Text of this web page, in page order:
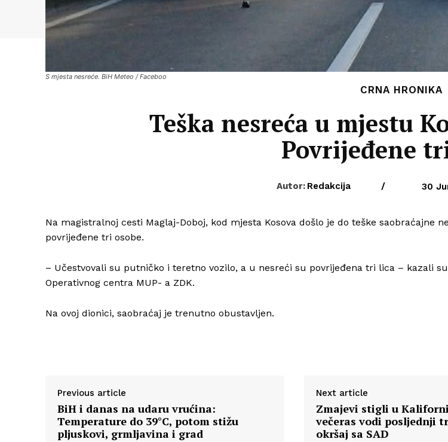
S mjesta nesreće. BiH Meteo / Faceboo
CRNA HRONIKA
Teška nesreća u mjestu
Povrijeđene
Autor: Redakcija / 30
Na magistralnoj cesti Maglaj-Doboj, kod mjesta Kosova došlo je do teške saobraćajne
povrijeđene tri osobe.
– Učestvovali su putničko i teretno vozilo, a u nesreći su povrijeđena tri lica – kazali su
Operativnog centra MUP- a ZDK.
Na ovoj dionici, saobraćaj je trenutno obustavljen.
Previous article
BiH i danas na udaru vrućina:
Temperature do 39°C, potom stižu
pljuskovi, grmljavina i grad
Next article
Zmajevi stigli u
večeras vodi posljednji
okršaj sa SAD